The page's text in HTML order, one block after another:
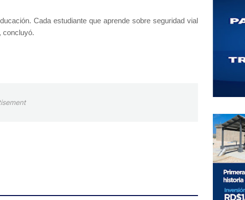
Cada estudiante que aprende sobre seguridad vial
concluyó.